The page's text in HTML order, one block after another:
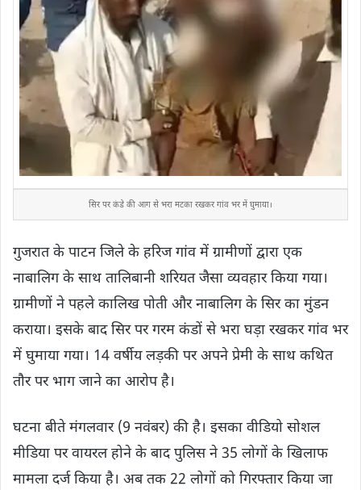
सिर पर कंडे की आग से भरा मटका रखकर गांव भर में घुमाया।
गुजरात के पाटन जिले के हरिज गांव में ग्रामीणों द्वारा एक
नाबालिग के साथ तालिबानी शरियत जैसा व्यवहार किया गया।
ग्रामीणों ने पहले कालिख पोती और नाबालिग के सिर का मुंडन
कराया। इसके बाद सिर पर गरम कंडों से भरा घड़ा रखकर गांव भर
में घुमाया गया। 14 वर्षीय लड़की पर अपने प्रेमी के साथ कथित
तौर पर भाग जाने का आरोप है।
घटना बीते मंगलवार (9 नवंबर) की है। इसका वीडियो सोशल
मीडिया पर वायरल होने के बाद पुलिस ने 35 लोगों के खिलाफ
मामला दर्ज किया है। अब तक 22 लोगों को गिरफ्तार किया जा